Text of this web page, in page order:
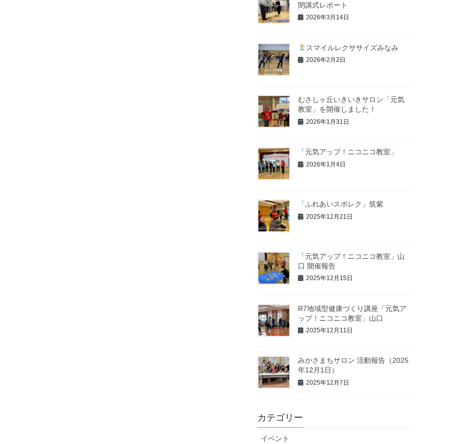
閉講式レポート
2026年3月14日
スマイルレクササイズみなみ
2026年2月2日
むさしヶ丘いきいきサロン「元気
教室」を開催しました！
2026年1月31日
「元気アップ！ニコニコ教室」
2026年1月4日
「ふれあいスポレク」筑紫
2025年12月21日
「元気アップ！ニコニコ教室」山
口 開催報告
2025年12月15日
R7地域型健康づくり講座「元気ア
ップ！ニコニコ教室」山口
2025年12月11日
みかさまちサロン 活動報告（2025
年12月1日）
2025年12月7日
カテゴリー
イベント